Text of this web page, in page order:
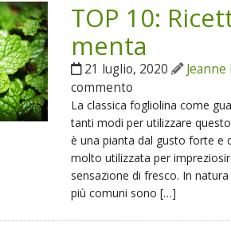
TOP 10:
menta
21 luglio, 2020
commento
La classica fogliolina come
tanti modi per utilizzare
è una pianta dal gusto forte e
molto utilizzata per
sensazione di fresco. In
più comuni sono […]